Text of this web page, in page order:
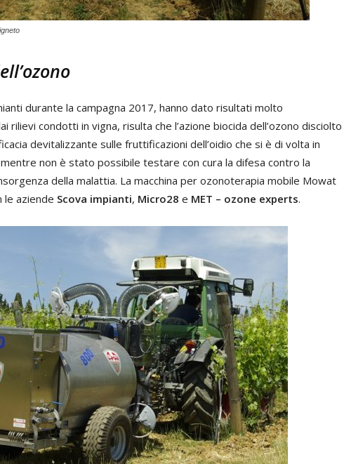
durante la campagna 2017, hanno dato risultati molto
rilievi condotti in vigna, risulta che l’azione biocida dell’ozono disciolto
devitalizzante sulle fruttificazioni dell’oidio che si è di volta in
non è stato possibile testare con cura la difesa contro la
della malattia. La macchina per ozonoterapia mobile Mowat
le aziende Scova impianti, Micro28 e MET – ozone experts.